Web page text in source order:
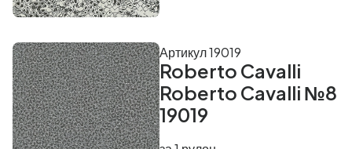
Roberto Cavalli
Roberto Cavalli №8
19019
Артикул 19019